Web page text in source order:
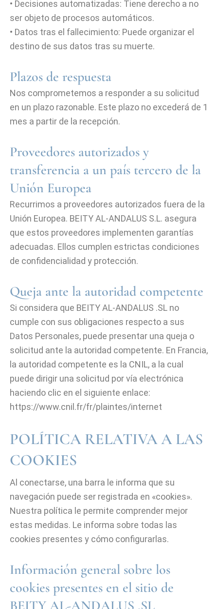
• Decisiones automatizadas: Tiene derecho a no
ser objeto de procesos automáticos.
• Datos tras el fallecimiento: Puede organizar el
destino de sus datos tras su muerte.
Plazos de respuesta
Nos comprometemos a responder a su solicitud
en un plazo razonable. Este plazo no excederá de 1
mes a partir de la recepción.
Proveedores autorizados y
transferencia a un país tercero de la
Unión Europea
Recurrimos a proveedores autorizados fuera de la
Unión Europea. BEITY AL-ANDALUS S.L. asegura
que estos proveedores implementen garantías
adecuadas. Ellos cumplen estrictas condiciones
de confidencialidad y protección.
Queja ante la autoridad competente
Si considera que BEITY AL-ANDALUS .SL no
cumple con sus obligaciones respecto a sus
Datos Personales, puede presentar una queja o
solicitud ante la autoridad competente. En Francia,
la autoridad competente es la CNIL, a la cual
puede dirigir una solicitud por vía electrónica
haciendo clic en el siguiente enlace:
https://www.cnil.fr/fr/plaintes/internet
POLÍTICA RELATIVA A LAS
COOKIES
Al conectarse, una barra le informa que su
navegación puede ser registrada en «cookies».
Nuestra política le permite comprender mejor
estas medidas. Le informa sobre todas las
cookies presentes y cómo configurarlas.
Información general sobre los
cookies presentes en el sitio de
BEITY AL-ANDALUS .SL